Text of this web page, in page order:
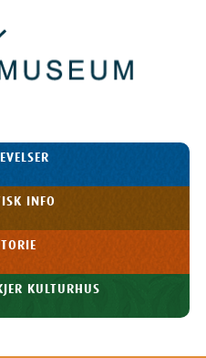
INFO
KULTURHUS